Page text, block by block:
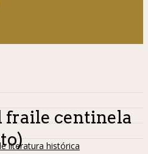
literatura histórica
fraile centinela